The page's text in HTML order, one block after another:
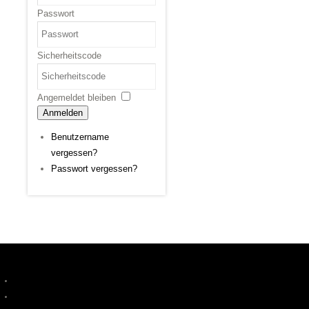
Passwort
Sicherheitscode
Angemeldet bleiben
Anmelden
Benutzername
vergessen?
Passwort vergessen?